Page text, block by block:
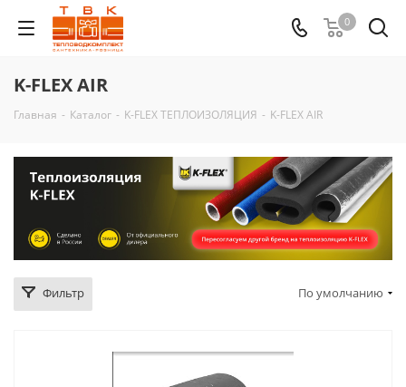
0
K-FLEX AIR
Главная - Каталог - K-FLEX ТЕПЛОИЗОЛЯЦИЯ - K-FLEX AIR
Фильтр По умолчанию